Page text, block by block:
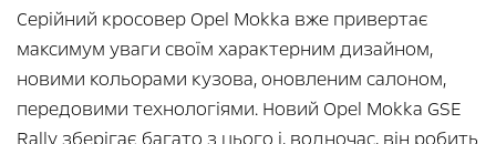
Серійний кросовер Opel Mokka вже привертає
максимум уваги своїм характерним дизайном,
новими кольорами кузова, оновленим салоном,
передовими технологіями. Новий Opel Mokka GSE